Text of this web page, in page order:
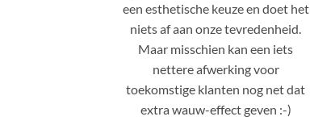
een esthetische keuze en doet het
niets af aan onze tevredenheid.
Maar misschien kan een iets
nettere afwerking voor
toekomstige klanten nog net dat
extra wauw-effect geven :-)